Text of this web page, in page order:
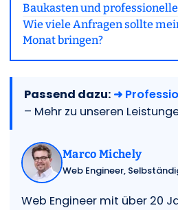
Baukasten und
Wie viele Anfragen sollte
Monat bringen?
Passend dazu: ➜
– Mehr zu unseren
Marco Michely
Web Engineer,
Web Engineer mit über 20